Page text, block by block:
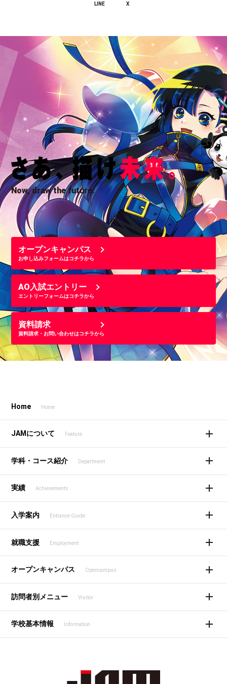
LINE X
Now, draw the future.
オープンキャンパス
お申し込みフォームはコチラから
AO入試エントリー
エントリーフォームはコチラから
資料請求
資料請求・お問い合わせはコチラから
Home Home
JAMについて Feature
学科・コース紹介 Department
実績 Achievements
入学案内 Entrance Guide
就職支援 Employment
オープンキャンパス Opencampus
訪問者別メニュー Visitor
学校基本情報 Information